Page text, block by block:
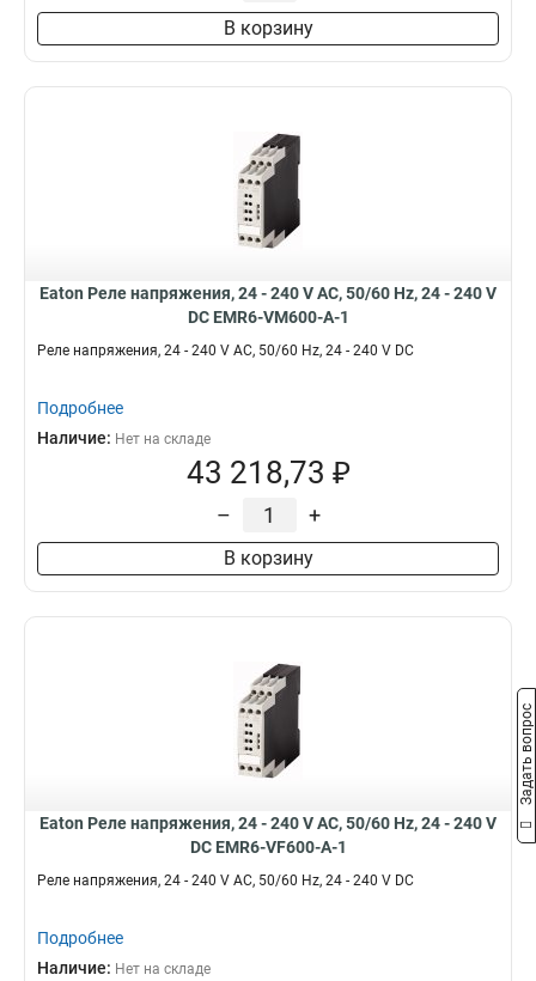
В корзину
Eaton Реле напряжения, 24 - 240 V AC, 50/60 Hz, 24 - 240 V
DC EMR6-VM600-A-1
Реле напряжения, 24 - 240 V AC, 50/60 Hz, 24 - 240 V DC
Подробнее
Наличие: Нет на складе
43 218,73 ₽
– +
В корзину
Eaton Реле напряжения, 24 - 240 V AC, 50/60 Hz, 24 - 240 V
DC EMR6-VF600-A-1
Реле напряжения, 24 - 240 V AC, 50/60 Hz, 24 - 240 V DC
Подробнее
Наличие: Нет на складе
Задать вопрос